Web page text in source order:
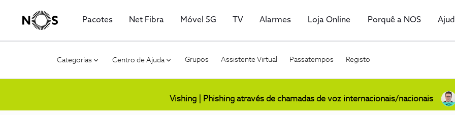
Pacotes Net Fibra Móvel 5G TV Alarmes Loja Online Porquê a NOS
Categorias Centro de Ajuda Grupos Assistente Virtual Passatempos Registo
Vishing | Phishing através de chamadas de voz internacionais/nacionais